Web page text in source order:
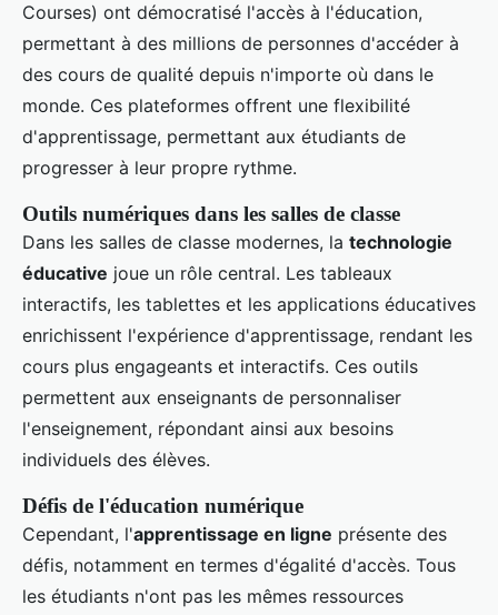
Courses) ont démocratisé l'accès à l'éducation,
permettant à des millions de personnes d'accéder à
des cours de qualité depuis n'importe où dans le
monde. Ces plateformes offrent une flexibilité
d'apprentissage, permettant aux étudiants de
progresser à leur propre rythme.
Outils numériques dans les salles de classe
Dans les salles de classe modernes, la technologie
éducative joue un rôle central. Les tableaux
interactifs, les tablettes et les applications éducatives
enrichissent l'expérience d'apprentissage, rendant les
cours plus engageants et interactifs. Ces outils
permettent aux enseignants de personnaliser
l'enseignement, répondant ainsi aux besoins
individuels des élèves.
Défis de l'éducation numérique
Cependant, l'apprentissage en ligne présente des
défis, notamment en termes d'égalité d'accès. Tous
les étudiants n'ont pas les mêmes ressources